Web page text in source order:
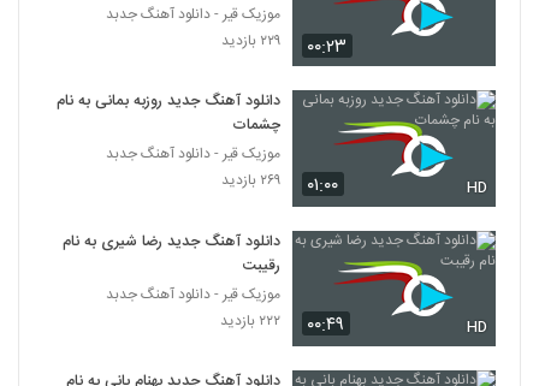
آهنگ ناز نکن از امید شیرازی(پاپ)
۳۸۷ بازدید
آهنگ آسون از اشکان سلیم(پاپ)
2153
Naser Pourkaram Shode Hame
Donyam
۶۳۷ بازدید
Vahid Hojati Age Ghol Bedi
۲۵۱ بازدید
۰۰:۲۳
موزیک قیر - دانلود آهنگ جدبد
۲۲۹ بازدید
۰۱:۰۰ HD
دانلود آهنگ جدید روزبه بمانی به نام
چشمات
موزیک قیر - دانلود آهنگ جدبد
۲۶۹ بازدید
۰۰:۴۹ HD
دانلود آهنگ جدید رضا شیری به نام
رقیبت
موزیک قیر - دانلود آهنگ جدبد
۲۲۲ بازدید